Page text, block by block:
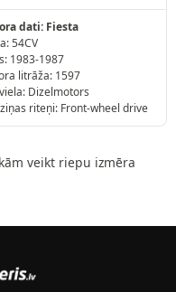
dati: Fiesta
54CV
1983-1987
litrāža: 1597
Dizelmotors
riteņi: Front-wheel drive
veikt riepu izmēra